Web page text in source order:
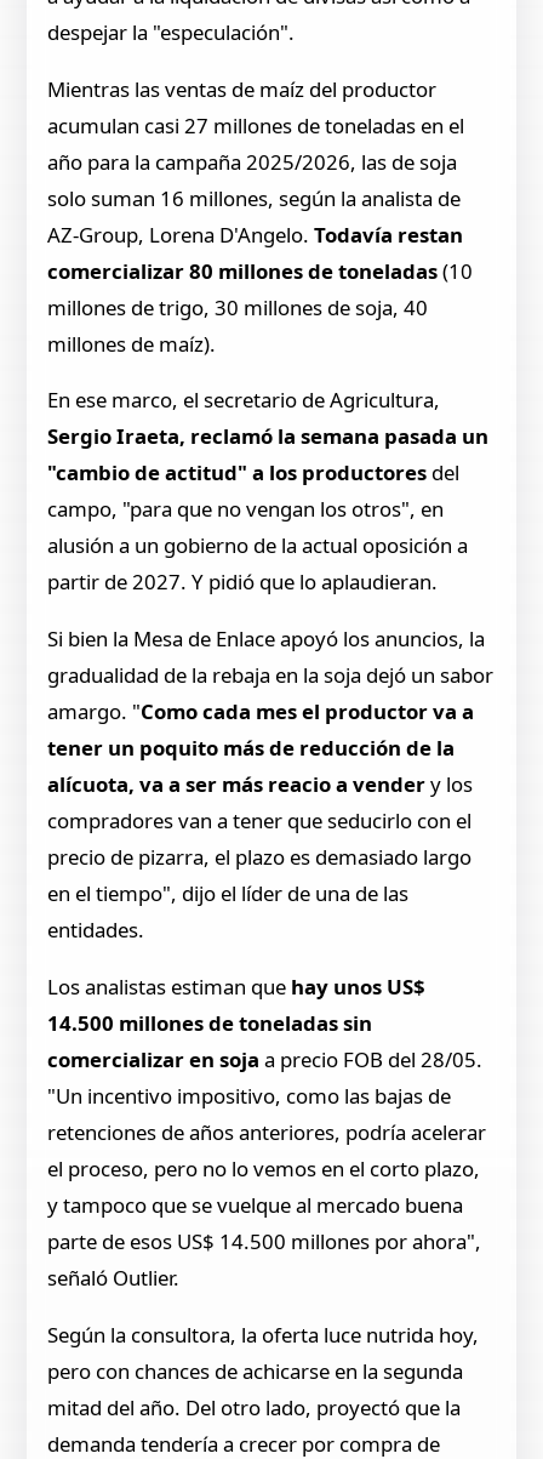
despejar la "especulación".
Mientras las ventas de maíz del productor
acumulan casi 27 millones de toneladas en el
año para la campaña 2025/2026, las de soja
solo suman 16 millones, según la analista de
AZ-Group, Lorena D'Angelo.Todavía restan
comercializar 80 millones de toneladas(10
millones de trigo, 30 millones de soja, 40
millones de maíz).
En ese marco, el secretario de Agricultura,
Sergio Iraeta, reclamó la semana pasada un
"cambio de actitud" a los productores del
campo, "para que no vengan los otros", en
alusión a un gobierno de la actual oposición a
partir de 2027. Y pidió que lo aplaudieran.
Si bien la Mesa de Enlace apoyó los anuncios, la
gradualidad de la rebaja en la soja dejó un sabor
amargo. "Como cada mes el productor va a
tener un poquito más de reducción de la
alícuota, va a ser más reacio a vendery los
compradores van a tener que seducirlo con el
precio de pizarra, el plazo es demasiado largo
en el tiempo", dijo el líder de una de las
entidades.
Los analistas estiman que hay unos US$
14.500 millones de toneladas sin
comercializar en soja a precio FOB del 28/05.
"Un incentivo impositivo, como las bajas de
retenciones de años anteriores, podría acelerar
el proceso, pero no lo vemos en el corto plazo,
y tampoco que se vuelque al mercado buena
parte de esos US$ 14.500 millones por ahora",
señaló Outlier.
Según la consultora, la oferta luce nutrida hoy,
pero con chances de achicarse en la segunda
mitad del año. Del otro lado, proyectó que la
demanda tendería a crecer por compra de